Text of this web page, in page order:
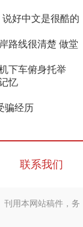
好中文是很酷的
路线很清楚 做堂
下车俯身托举
忆
骗经历
联系我们
刊用本网站稿件，务